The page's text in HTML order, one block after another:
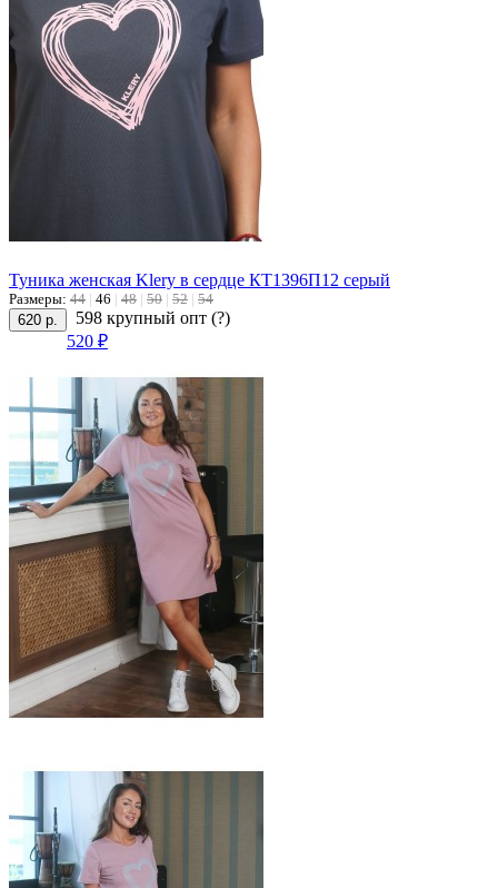
Туника женская Klery в сердце КТ1396П12 серый
Размеры: 44 | 46 | 48 | 50 | 52 | 54
620 р.
598 крупный опт (?)
520 ₽